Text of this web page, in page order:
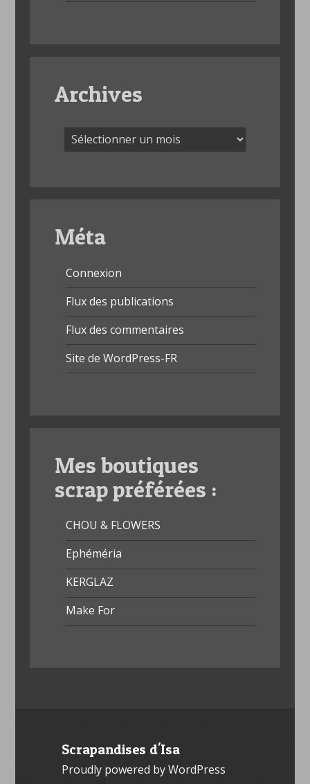
Archives
Archives
Méta
Connexion
Flux des publications
Flux des commentaires
Site de WordPress-FR
Mes boutiques
scrap préférées :
CHOU & FLOWERS
Ephéméria
KERGLAZ
Make For
Scrapandises d'Isa
Proudly powered by WordPress